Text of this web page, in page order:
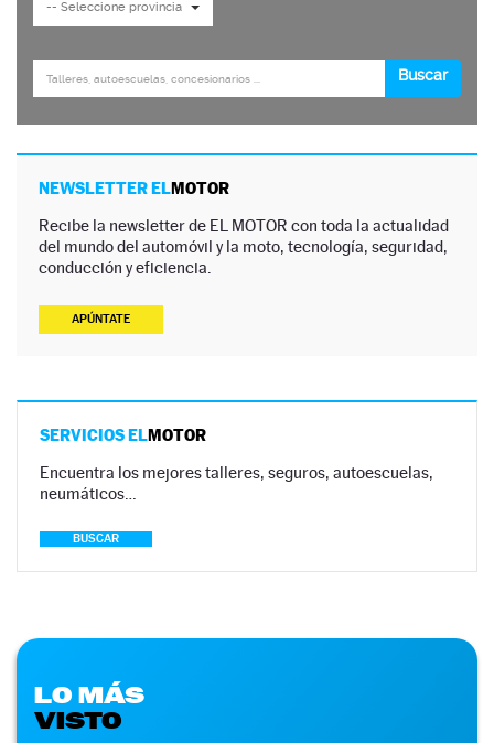
NEWSLETTER ELMOTOR
Recibe la newsletter de EL MOTOR con toda la actualidad
del mundo del automóvil y la moto, tecnología, seguridad,
conducción y eficiencia.
APÚNTATE
SERVICIOS ELMOTOR
Encuentra los mejores talleres, seguros, autoescuelas,
neumáticos…
BUSCAR
LO MÁS
VISTO